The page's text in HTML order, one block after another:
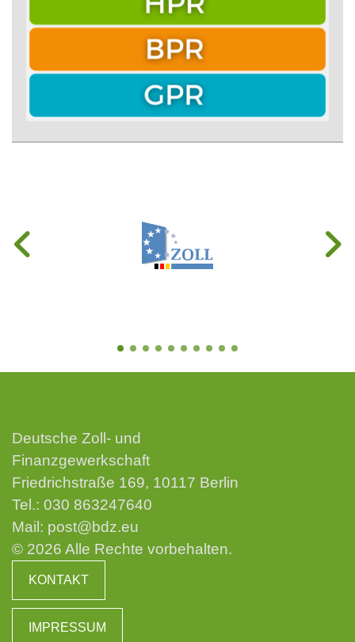
Deutsche Zoll- und
Finanzgewerkschaft
Friedrichstraße 169, 10117 Berlin
Tel.: 030 863247640
Mail: post@bdz.eu
© 2026 Alle Rechte vorbehalten.
KONTAKT
IMPRESSUM